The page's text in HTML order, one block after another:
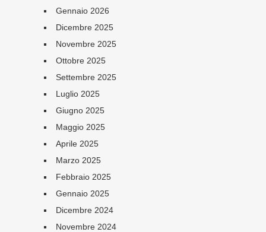
Gennaio 2026
Dicembre 2025
Novembre 2025
Ottobre 2025
Settembre 2025
Luglio 2025
Giugno 2025
Maggio 2025
Aprile 2025
Marzo 2025
Febbraio 2025
Gennaio 2025
Dicembre 2024
Novembre 2024